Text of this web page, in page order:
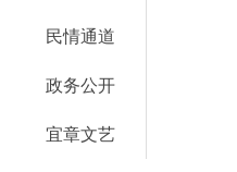
民情通道
政务公开
宜章文艺